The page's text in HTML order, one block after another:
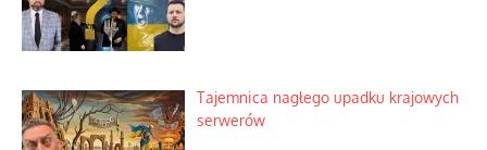
Tajemnica nagłego upadku krajowych
serwerów